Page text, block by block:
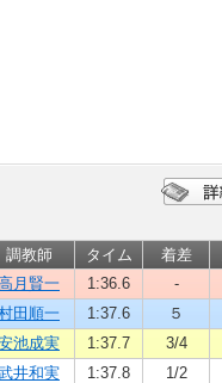
調教師 タイム 着差
月賢一 1:36.6 -
田順一 1:37.6 ５
池成実 1:37.7 3/4
井和実 1:37.8 1/2